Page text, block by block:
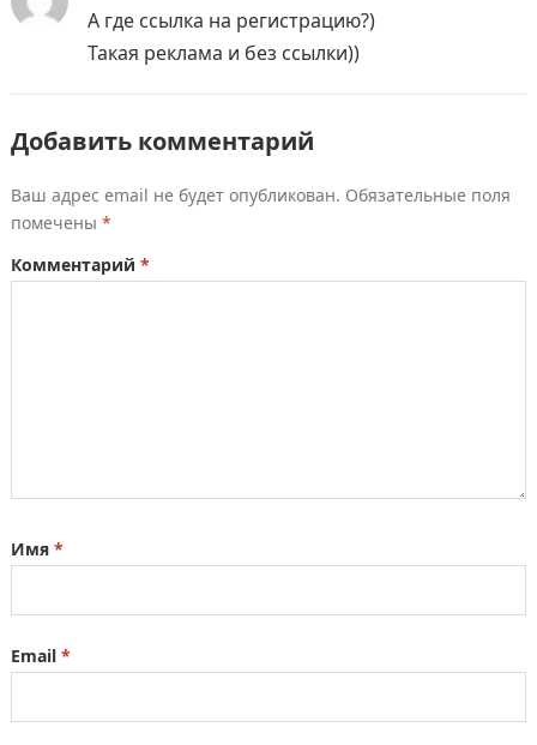
А где ссылка на регистрацию?)
Такая реклама и без ссылки))
Добавить комментарий
Ваш адрес email не будет опубликован. Обязательные поля
помечены *
Комментарий *
Имя *
Email *